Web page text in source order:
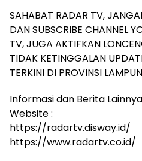
SAHABAT RADAR TV,
DAN SUBSCRIBE CHANNEL
TV, JUGA AKTIFKAN
TIDAK KETINGGALAN
TERKINI DI PROVINSI
Informasi dan Berita
Website :
https://radartv.disway.id/
https://www.radartv.co.id/